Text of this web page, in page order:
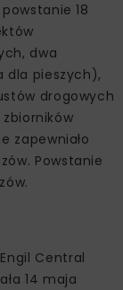
18
dwa
dla pieszych),
drogowych
zapewniało
Powstanie
Central
14 maja